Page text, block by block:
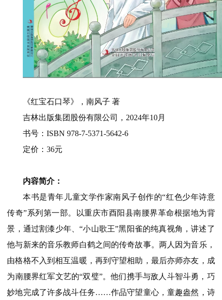
《红宝石口琴》，南风子 著
吉林出版集团股份有限公司，2024年10月
书号：ISBN 978-7-5371-5642-6
定价：36元
内容简介：
本书是青年儿童文学作家南风子创作的“红色少年诗意
传奇”系列第一部。以重庆市酉阳县南腰界革命根据地为背
景，通过割漆少年、“小山歌王”黑阳雀的纯真视角，讲述了
他与新来的音乐教师白鹤之间的传奇故事。两人因为音乐，
由格格不入到相互温暖，再到守望相助，最后亦师亦友，成
为南腰界红军文艺的“双璧”。他们携手与敌人斗智斗勇，巧
妙地完成了许多战斗任务……作品守望童心，童趣盎然，诗